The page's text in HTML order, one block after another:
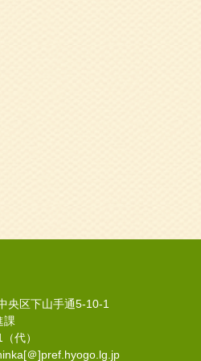
央区下山手通5-10-1
課
代）
＠]pref.hyogo.lg.jp